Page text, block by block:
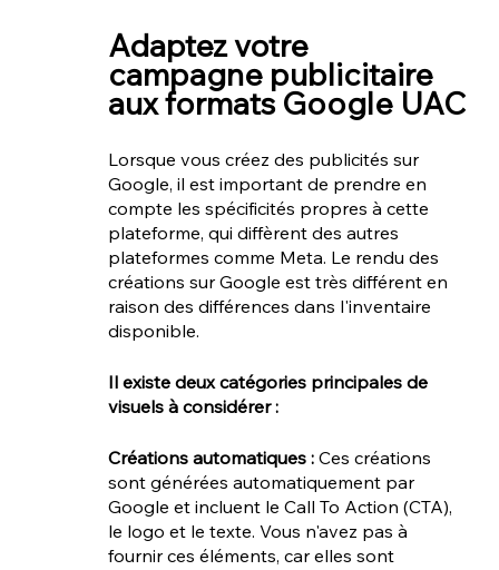
Adaptez votre
campagne publicitaire
aux formats Google UAC
Lorsque vous créez des publicités sur
Google, il est important de prendre en
compte les spécificités propres à cette
plateforme, qui diffèrent des autres
plateformes comme Meta. Le rendu des
créations sur Google est très différent en
raison des différences dans l'inventaire
disponible.
Il existe deux catégories principales de
visuels à considérer :
Créations automatiques : Ces créations
sont générées automatiquement par
Google et incluent le Call To Action (CTA),
le logo et le texte. Vous n'avez pas à
fournir ces éléments, car elles sont